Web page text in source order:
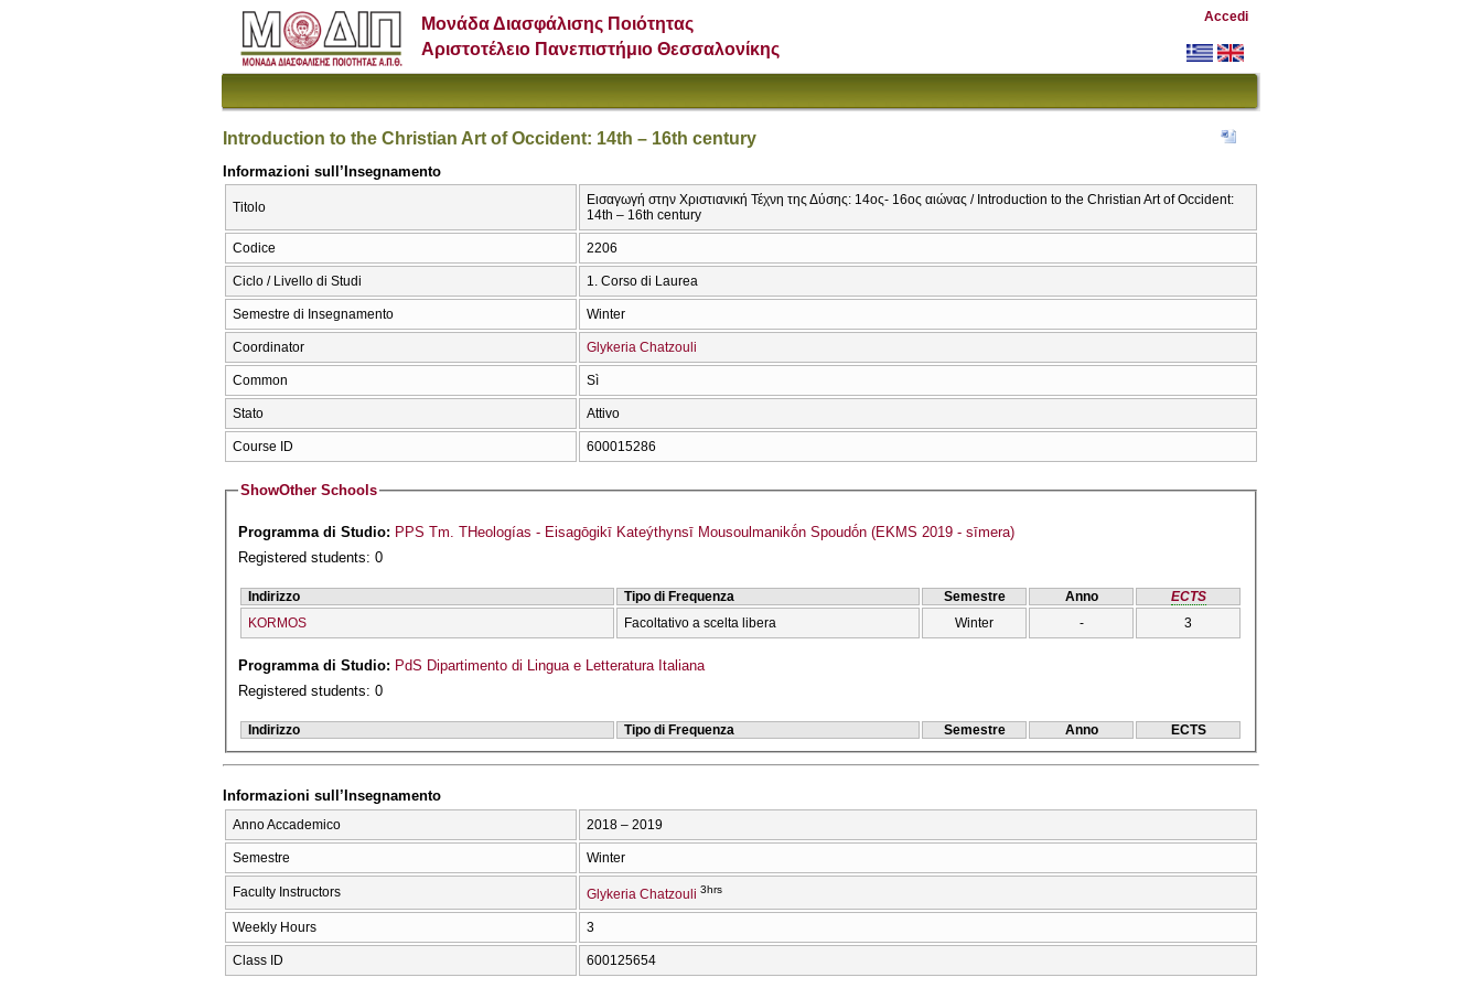
Μονάδα Διασφάλισης Ποιότητας
Αριστοτέλειο Πανεπιστήμιο Θεσσαλονίκης
Accedi
Introduction to the Christian Art of Occident: 14th – 16th century
Informazioni sull’Insegnamento
Titolo
Εισαγωγή στην Χριστιανική Τέχνη της Δύσης: 14ος- 16ος αιώνας / Introduction to the Christian Art of Occident:
14th – 16th century
Codice 2206
Ciclo / Livello di Studi 1. Corso di Laurea
Semestre di Insegnamento Winter
Coordinator Glykeria Chatzouli
Common Sì
Stato Attivo
Course ID 600015286
ShowOther Schools
Programma di Studio: PPS Tm. THeologías - Eisagōgikī Kateýthynsī Mousoulmanikṓn Spoudṓn (EKMS 2019 - sīmera)
Registered students: 0
Indirizzo Tipo di Frequenza Semestre Anno
ECTS
KORMOS
Facoltativo a scelta libera Winter - 3
Programma di Studio: PdS Dipartimento di Lingua e Letteratura Italiana
Registered students: 0
Indirizzo Tipo di Frequenza Semestre Anno ECTS
Informazioni sull’Insegnamento
Anno Accademico 2018 – 2019
Semestre Winter
Faculty Instructors Glykeria Chatzouli 3hrs
Weekly Hours 3
Class ID 600125654